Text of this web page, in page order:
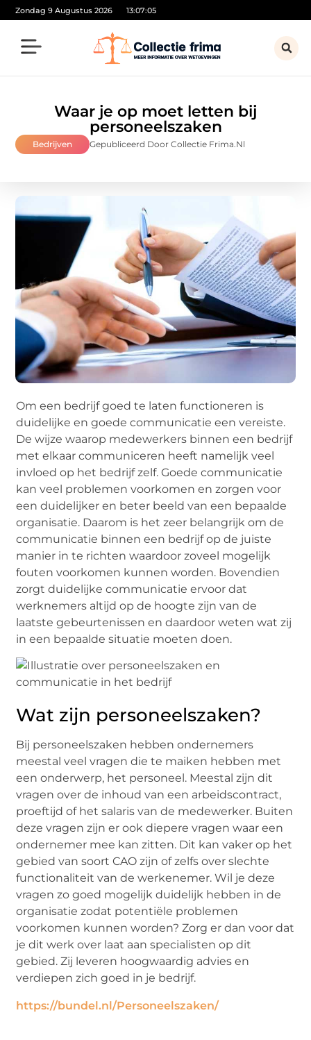
Zondag 9 Augustus 2026 13:07:06
Waar je op moet letten bij
personeelszaken
Bedrijven Gepubliceerd Door Collectie Frima.nl
Om een bedrijf goed te laten functioneren is
duidelijke en goede communicatie een vereiste.
De wijze waarop medewerkers binnen een bedrijf
met elkaar communiceren heeft namelijk veel
invloed op het bedrijf zelf. Goede communicatie
kan veel problemen voorkomen en zorgen voor
een duidelijker en beter beeld van een bepaalde
organisatie. Daarom is het zeer belangrijk om de
communicatie binnen een bedrijf op de juiste
manier in te richten waardoor zoveel mogelijk
fouten voorkomen kunnen worden. Bovendien
zorgt duidelijke communicatie ervoor dat
werknemers altijd op de hoogte zijn van de
laatste gebeurtenissen en daardoor weten wat zij
in een bepaalde situatie moeten doen.
Wat zijn personeelszaken?
Bij personeelszaken hebben ondernemers
meestal veel vragen die te maiken hebben met
een onderwerp, het personeel. Meestal zijn dit
vragen over de inhoud van een arbeidscontract,
proeftijd of het salaris van de medewerker. Buiten
deze vragen zijn er ook diepere vragen waar een
ondernemer mee kan zitten. Dit kan vaker op het
gebied van soort CAO zijn of zelfs over slechte
functionaliteit van de werkenemer. Wil je deze
vragen zo goed mogelijk duidelijk hebben in de
organisatie zodat potentiële problemen
voorkomen kunnen worden? Zorg er dan voor dat
je dit werk over laat aan specialisten op dit
gebied. Zij leveren hoogwaardig advies en
verdiepen zich goed in je bedrijf.
https://bundel.nl/Personeelszaken/